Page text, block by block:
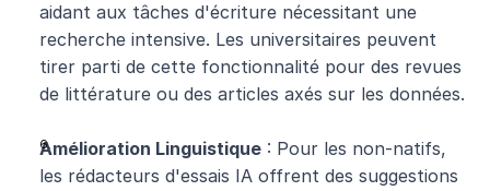
aidant aux tâches d'écriture nécessitant une
recherche intensive. Les universitaires peuvent
tirer parti de cette fonctionnalité pour des revues
de littérature ou des articles axés sur les données.
Amélioration Linguistique : Pour les non-natifs,
les rédacteurs d'essais IA offrent des suggestions